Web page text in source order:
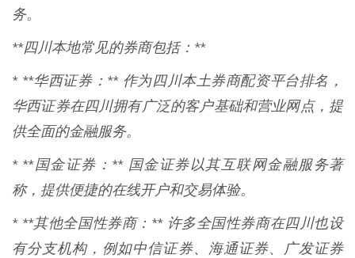
务。
**四川本地常见的券商包括：**
* **华西证券：** 作为四川本土券商配资平台排名，
华西证券在四川拥有广泛的客户基础和营业网点，提
供全面的金融服务。
* **国金证券：** 国金证券以其互联网金融服务著
称，提供便捷的在线开户和交易体验。
* **其他全国性券商：** 许多全国性券商在四川也设
有分支机构，例如中信证券、海通证券、广发证券